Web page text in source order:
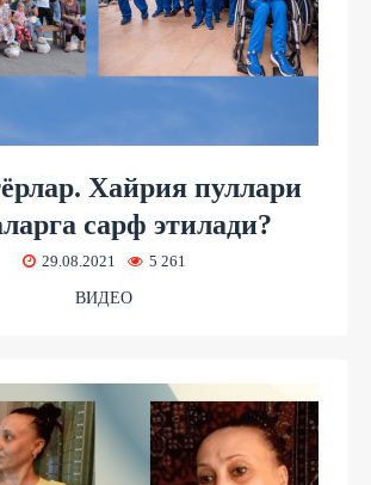
Хайрия пуллари
сарф этилади?
29.08.2021 5 261
ВИДЕО